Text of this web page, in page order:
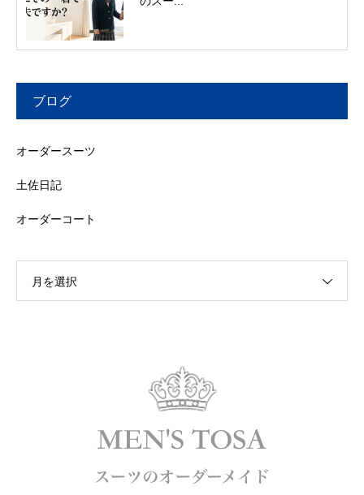
ブログ
オーダースーツ
土佐日記
オーダーコート
月を選択